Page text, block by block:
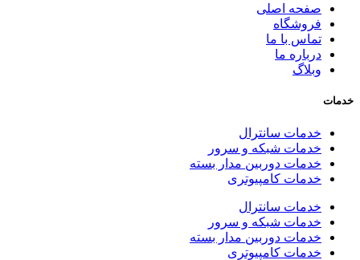
صفحه اصلی
فروشگاه
تماس با ما
درباره ما
وبلاگ
خدمات
خدمات سانترال
خدمات شبکه و سرور
خدمات دوربین مدار بسته
خدمات کامپیوتری
خدمات سانترال
خدمات شبکه و سرور
خدمات دوربین مدار بسته
خدمات کامپیوتری